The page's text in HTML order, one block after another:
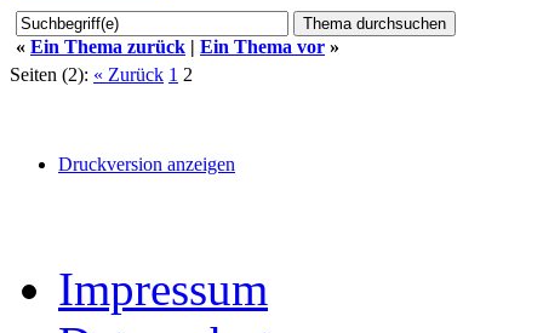
« Ein Thema zurück | Ein Thema vor »
Seiten (2): « Zurück 1 2
Druckversion anzeigen
Impressum